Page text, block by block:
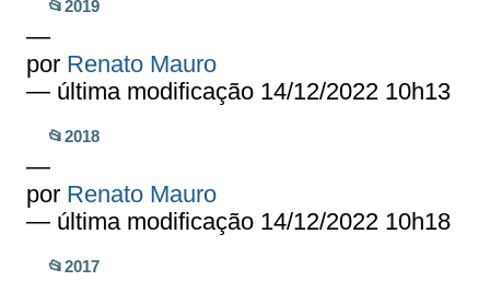
📂2019
—
por Renato Mauro
— última modificação 14/12/2022 10h13
📂2018
—
por Renato Mauro
— última modificação 14/12/2022 10h18
📂2017